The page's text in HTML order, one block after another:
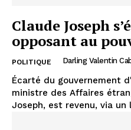
Claude Joseph
opposant au
POLITIQUE Darling Valentin
Écarté du gouvernement
ministre des Affaires
Joseph, est revenu, via un